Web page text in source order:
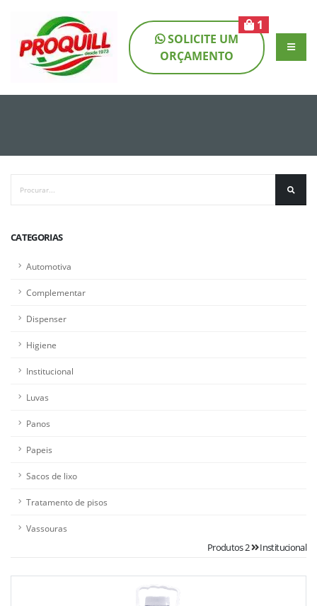
1
SOLICITE UM
ORÇAMENTO
CATEGORIAS
Automotiva
Complementar
Dispenser
Higiene
Institucional
Luvas
Panos
Papeis
Sacos de lixo
Tratamento de pisos
Vassouras
Produtos 2 Institucional